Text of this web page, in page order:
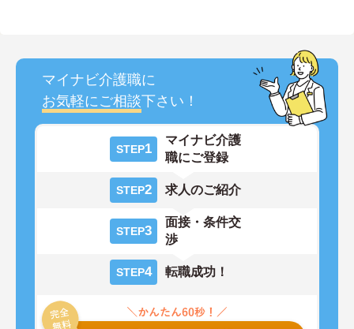
マイナビ介護職に
お気軽にご相談下さい！
STEP1
マイナビ介護
職にご登録
STEP2 求人のご紹介
STEP3
面接・条件交
渉
STEP4 転職成功！